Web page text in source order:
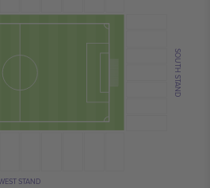
SOUTH STAND
STAND